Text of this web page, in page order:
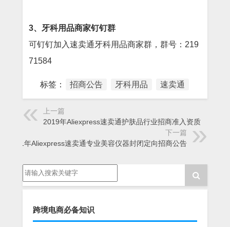
3、牙科用品商家钉钉群
可钉钉加入速卖通牙科用品商家群，群号：219
71584
标签： 招商公告 牙科用品 速卖通
上一篇
2019年Aliexpress速卖通护肤品行业招商准入资质
下一篇
2021年Aliexpress速卖通专业美容仪器封闭定向招商公告
跨境电商必备知识